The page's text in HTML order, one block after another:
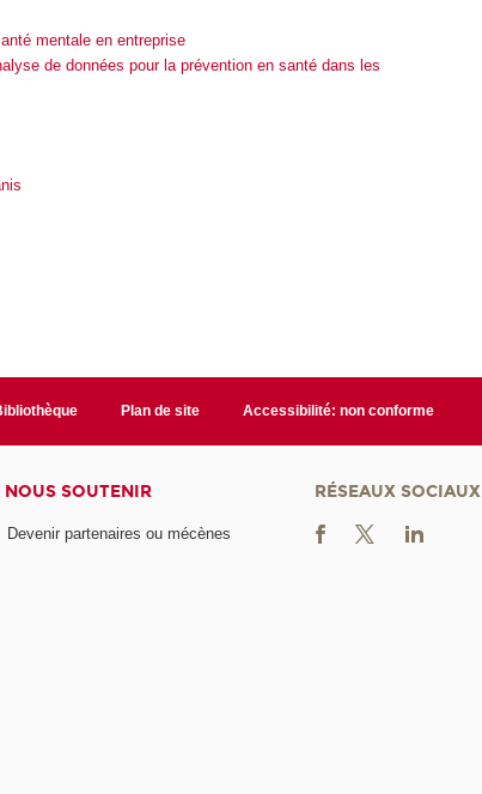
mentale en entreprise
de données pour la prévention en santé dans les
Plan de site Accessibilité: non conforme
NOUS SOUTENIR
Devenir partenaires ou mécènes
RÉSEAUX SOCIAUX